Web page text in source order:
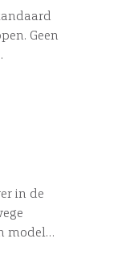
Geen
het af.
in de
model